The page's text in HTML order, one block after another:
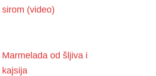
sirom (video)
Marmelada od šljiva i
kajsija